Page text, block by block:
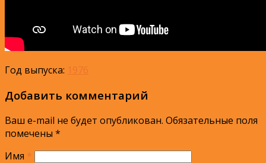
Год выпуска: 1976
Добавить комментарий
Ваш e-mail не будет опубликован. Обязательные поля
помечены *
Имя *